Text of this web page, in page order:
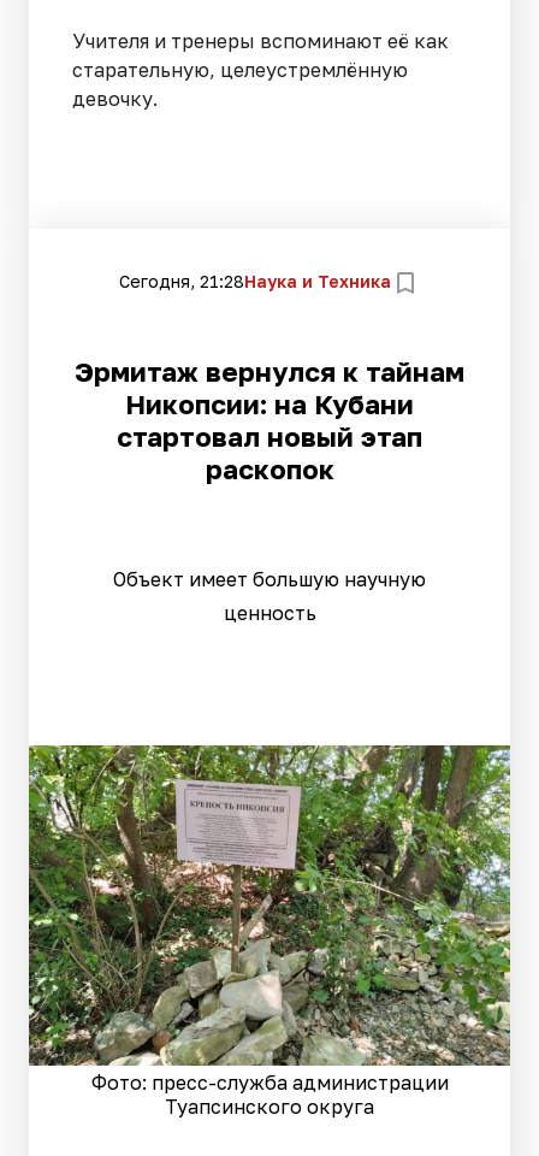
Учителя и тренеры вспоминают её как
старательную, целеустремлённую
девочку.
Сегодня, 21:28Наука и Техника
Эрмитаж вернулся к тайнам
Никопсии: на Кубани
стартовал новый этап
раскопок
Объект имеет большую научную
ценность
Фото: пресс-служба администрации
Туапсинского округа